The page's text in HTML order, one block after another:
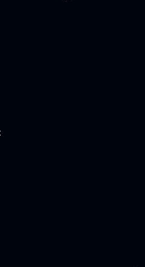
แรม พิสูจน์ข่าวลือของพวก